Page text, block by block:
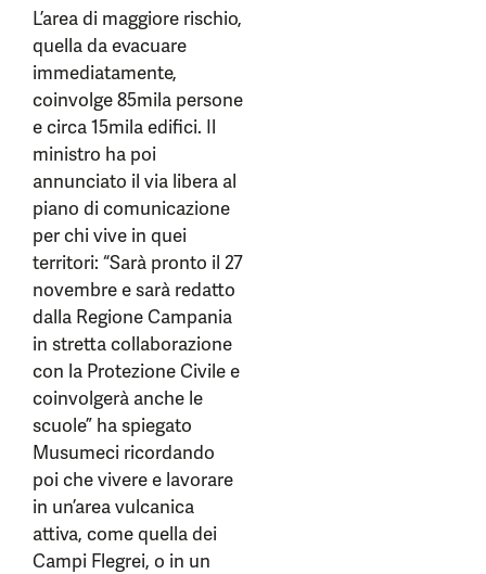
L’area di maggiore rischio,
quella da evacuare
immediatamente,
coinvolge 85mila persone
e circa 15mila edifici. Il
ministro ha poi
annunciato il via libera al
piano di comunicazione
per chi vive in quei
territori: “Sarà pronto il 27
novembre e sarà redatto
dalla Regione Campania
in stretta collaborazione
con la Protezione Civile e
coinvolgerà anche le
scuole” ha spiegato
Musumeci ricordando
poi che vivere e lavorare
in un’area vulcanica
attiva, come quella dei
Campi Flegrei, o in un